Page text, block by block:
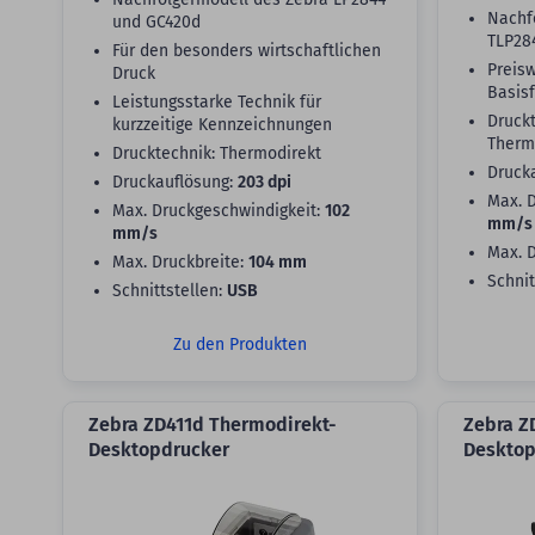
und GC420d
Für den besonders wirtschaftlichen
Druck
Leistungsstarke Technik für
kurzzeitige Kennzeichnungen
Drucktechnik: Thermodirekt
Druckauflösung: 203 dpi
Max. Druckgeschwindigkeit: 102
mm/s
Max. Druckbreite: 104 mm
Schnittstellen: USB
Zu den Produkten
Max.
mm/s
Max.
Zebra ZD411d Thermodirekt-
Desktopdrucker
Zebra